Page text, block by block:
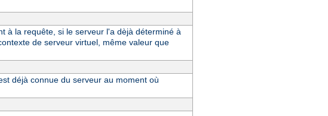
à la requête, si le serveur l'a dèjà déterminé à
de serveur virtuel, même valeur que
déjà connue du serveur au moment où